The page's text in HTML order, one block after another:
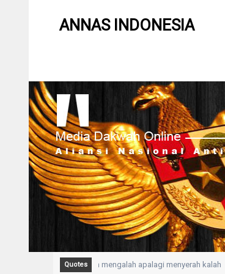
ANNAS INDONESIA
Quotes
Kepasrahan, bukan mengalah apalagi menyerah kalah